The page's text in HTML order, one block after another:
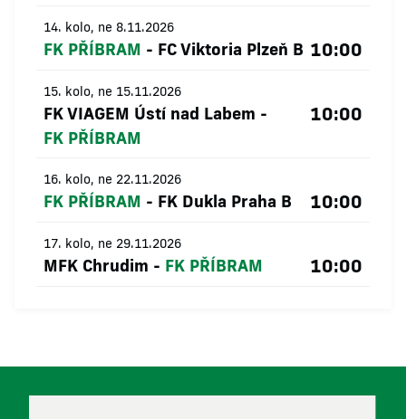
14. kolo, ne 8.11.2026
FK PŘÍBRAM - FC Viktoria Plzeň B 10:00
15. kolo, ne 15.11.2026
FK VIAGEM Ústí nad Labem -
FK PŘÍBRAM
10:00
16. kolo, ne 22.11.2026
FK PŘÍBRAM - FK Dukla Praha B 10:00
17. kolo, ne 29.11.2026
MFK Chrudim - FK PŘÍBRAM 10:00